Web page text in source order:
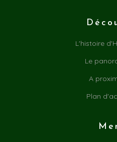
L'histoire
Le
A
Plan